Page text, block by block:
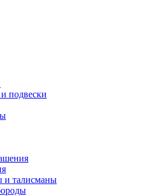
подвески
и талисманы